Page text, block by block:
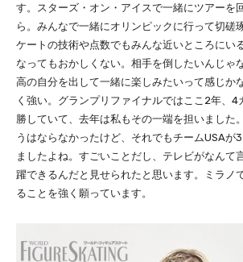
す。スターズ・オン・アイスで一緒にツアーを
ら。みんなで一緒にオリンピックに行って切磋
ケートの技術や点数でもみんな近いところにい
なってもおかしくない。相手を倒したいんじゃ
高の自分を出して一緒に楽しみたいって感じか
く強い。グランプリファイナルではここ2年、
勝していて、去年は私もその一端を担いました
うはならなかったけど、それでもチームUSAが
ましたよね。すごいことだし、テレビがなんて
躍できるんだと見せられたと思います。ミラノ
ることを強く願っています。